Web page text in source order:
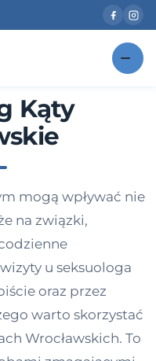
Kąty
mogą wpływać nie
na związki,
u seksuologa
oraz przez
warto skorzystać
Wrocławskich. To